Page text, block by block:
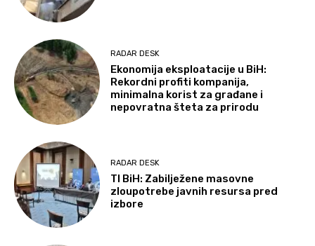
RADAR DESK
Ekonomija eksploatacije u BiH:
Rekordni profiti kompanija,
minimalna korist za građane i
nepovratna šteta za prirodu
RADAR DESK
TI BiH: Zabilježene masovne
zloupotrebe javnih resursa pred
izbore